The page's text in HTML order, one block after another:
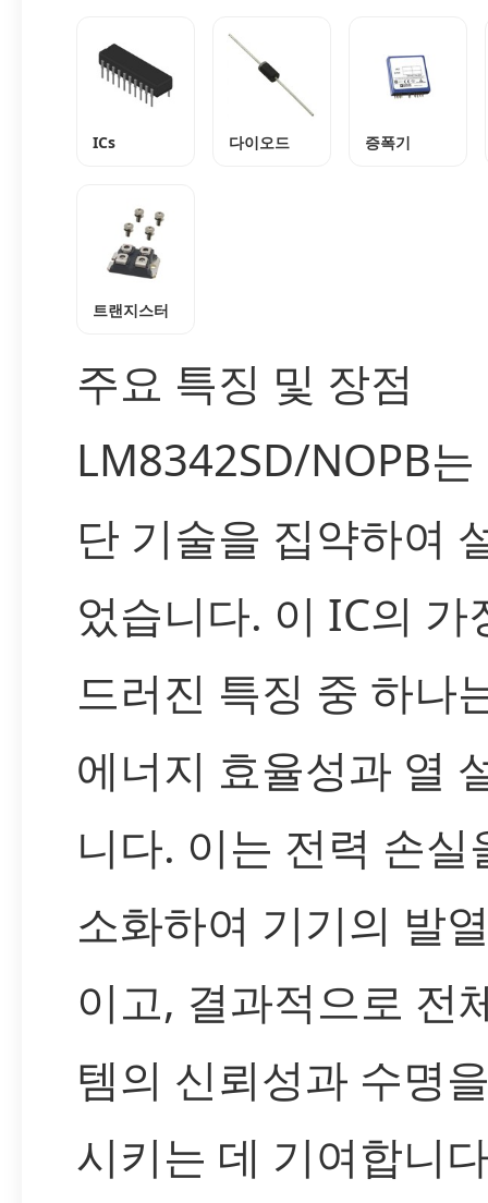
ICs 다이오드 증폭기
트랜지스터
주요 특징 및 장점
LM8342SD/NOPB는
단 기술을 집약하여
었습니다. 이 IC의 가
드러진 특징 중 하나
에너지 효율성과 열
니다. 이는 전력 손실
소화하여 기기의 발
이고, 결과적으로 전
템의 신뢰성과 수명
시키는 데 기여합니